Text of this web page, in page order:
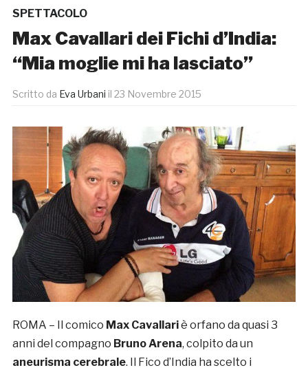
SPETTACOLO
Max Cavallari dei Fichi d’India:
“Mia moglie mi ha lasciato”
Scritto da Eva Urbani il 23 Novembre 2015
ROMA – Il comico Max Cavallariè orfano da quasi 3
anni del compagno Bruno Arena, colpito da un
aneurisma cerebrale. Il Fico d’India ha scelto i